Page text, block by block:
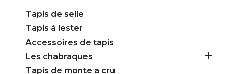
Tapis de selle
Tapis à lester
Accessoires de tapis
Les chabraques

Tapis de monte a cru